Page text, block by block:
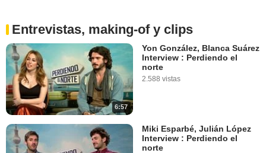
Entrevistas, making-of y clips
6:57
Yon González, Blanca Suárez
Interview : Perdiendo el
norte
2.588 vistas
Miki Esparbé, Julián López
Interview : Perdiendo el
norte